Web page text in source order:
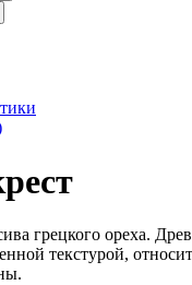
грецкого ореха.
текстурой,